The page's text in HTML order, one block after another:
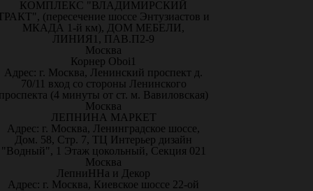
КОМПЛЕКС "ВЛАДИМИРСКИЙ
(пересечение шоссе Энтузиастов и
МКАДА 1-й км), ДОМ МЕБЕЛИ,
ЛИНИЯ1, ПАВ.П2-9
Москва
Корнер Oboi1
Адрес: г. Москва, Ленинский проспект д.
70/11 вход со стороны Ленинского
(4 минуты от ст. м. Вавиловская)
Москва
ЛЕПНИНА МАРКЕТ
Адрес: г. Москва, Ленинградское шоссе,
Дом. 58, Стр. 7, ТЦ Интерьер дизайн
"Водный", 1 Этаж цокольный, Секция 021
Москва
ЛепниННа и Декор
Адрес: г. Москва, Киевское шоссе 22-ой